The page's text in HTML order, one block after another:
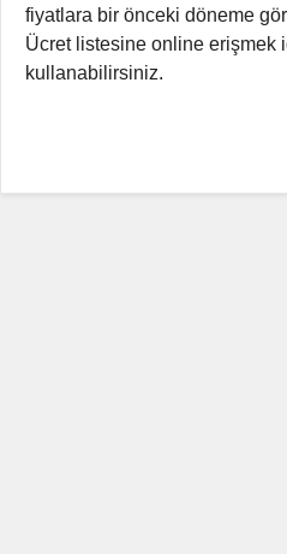
fiyatlara bir önceki döneme
Ücret listesine online erişmek
kullanabilirsiniz.